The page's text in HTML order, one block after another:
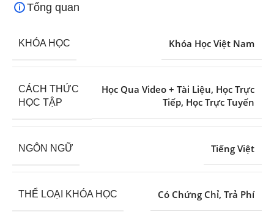
Tổng quan
KHÓA HỌC Khóa Học Việt Nam
CÁCH THỨC
HỌC TẬP
Học Qua Video + Tài Liệu, Học Trực
Tiếp, Học Trực Tuyến
NGÔN NGỮ Tiếng Việt
THỂ LOẠI KHÓA HỌC Có Chứng Chỉ, Trả Phí